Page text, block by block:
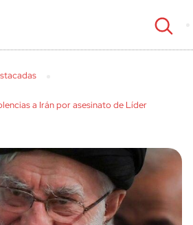
a Irán por asesinato de Líder